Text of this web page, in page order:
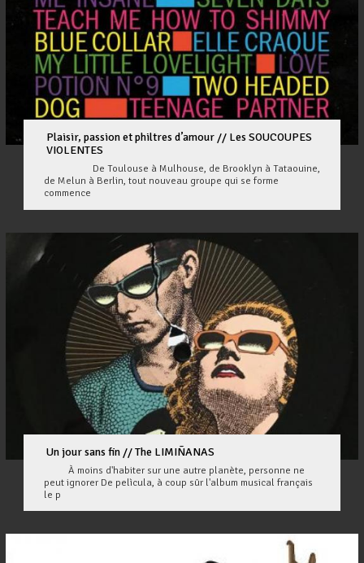
Plaisir, passion et philtres d’amour // Les SOUCOUPES
VIOLENTES
De Toulouse à Mulhouse, de Brooklyn à Tataouine,
de Melun à Berlin, tout nouveau groupe qui se forme
commence
Un jour sans fin // The LIMIÑANAS
À moins d'habiter sur une autre planète, personne ne
peut ignorer De pelìcula, à coup sûr l'album musical français
le p